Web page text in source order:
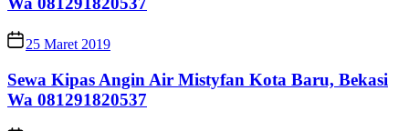
25 Maret 2019
Sewa Kipas Angin Air Mistyfan Kota Baru, Bekasi
Wa 081291820537